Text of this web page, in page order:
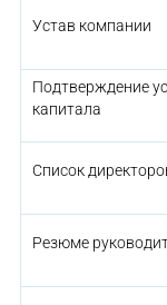
Устав компании
Подтверждение
капитала
Список
Резюме